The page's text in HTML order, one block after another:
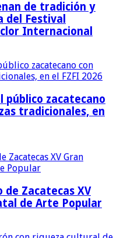
de tradición y
del Festival
Internacional
público zacatecano
tradicionales, en
de Zacatecas XV
de Arte Popular